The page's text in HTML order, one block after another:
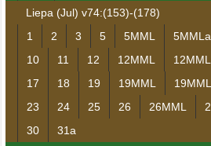
Liepa (Jul) v74:(153)-(178)
1
2 3 5 5MML 5MMLa
10
11 12 12MML
17
18 19 19MML
23
24 25 26 26MML
30
31a